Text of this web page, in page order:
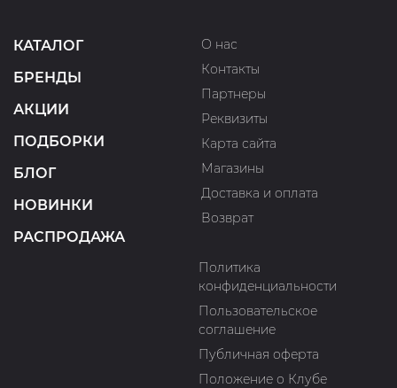
КАТАЛОГ
БРЕНДЫ
АКЦИИ
ПОДБОРКИ
БЛОГ
НОВИНКИ
РАСПРОДАЖА
О нас
Контакты
Партнеры
Реквизиты
Карта сайта
Магазины
Доставка и оплата
Возврат
Политика
конфиденциальности
Пользовательское
соглашение
Публичная оферта
Положение о Клубе